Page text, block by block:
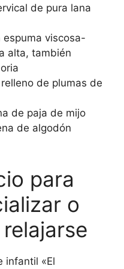
de pura lana
espuma viscosa-
alta, también
de plumas de
de paja de mijo
de algodón
para
o
infantil «El